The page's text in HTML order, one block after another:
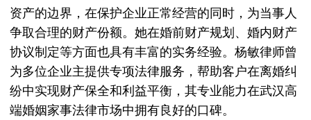
资产的边界，在保护企业正常经营的同时，为当事人
争取合理的财产份额。她在婚前财产规划、婚内财产
协议制定等方面也具有丰富的实务经验。杨敏律师曾
为多位企业主提供专项法律服务，帮助客户在离婚纠
纷中实现财产保全和利益平衡，其专业能力在武汉高
端婚姻家事法律市场中拥有良好的口碑。